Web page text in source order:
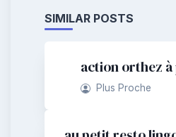
SIMILAR POSTS
action orthez
Plus Proche